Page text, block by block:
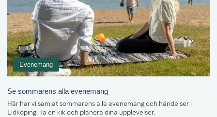
Evenemang
Se sommarens alla evenemang
Här har vi samlat sommarens alla evenemang och händelser i
Lidköping. Ta en kik och planera dina upplevelser.